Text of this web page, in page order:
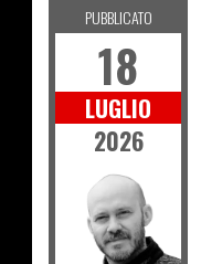
PUBBLICATO
18
LUGLIO
2026